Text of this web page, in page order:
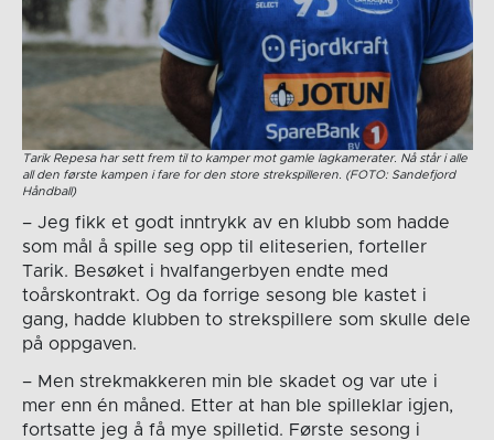
Tarik Repesa har sett frem til to kamper mot gamle lagkamerater. Nå står i alle
all den første kampen i fare for den store strekspilleren. (FOTO: Sandefjord
Håndball)
– Jeg fikk et godt inntrykk av en klubb som hadde
som mål å spille seg opp til eliteserien, forteller
Tarik. Besøket i hvalfangerbyen endte med
toårskontrakt. Og da forrige sesong ble kastet i
gang, hadde klubben to strekspillere som skulle dele
på oppgaven.
– Men strekmakkeren min ble skadet og var ute i
mer enn én måned. Etter at han ble spilleklar igjen,
fortsatte jeg å få mye spilletid. Første sesong i